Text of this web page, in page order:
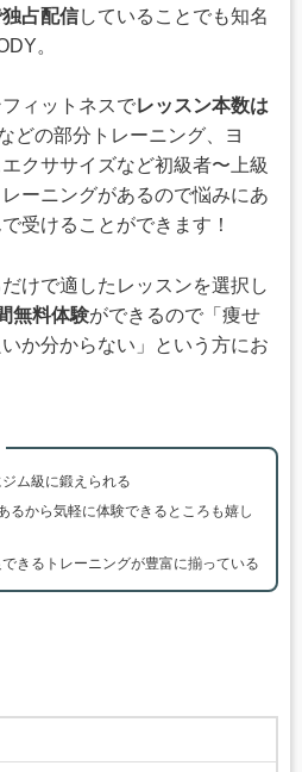
独占配信していることでも知名
。
ィットネスでレッスン本数は
どの部分トレーニング、ヨ
クササイズなど初級者〜上級
ーニングがあるので悩みにあ
受けることができます！
けで適したレッスンを選択し
無料体験ができるので「痩せ
いか分からない」という方にお
ム級に鍛えられる
るから気軽に体験できるところも嬉し
きるトレーニングが豊富に揃っている